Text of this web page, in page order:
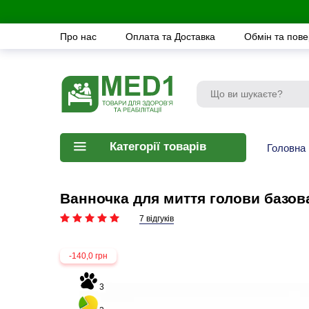
Про нас Оплата та Доставка Обмін та
Категорії товарів Головна
Ванночка для миття голови
7 відгуків
-140,0 грн
3